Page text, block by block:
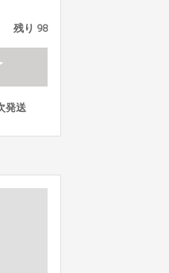
残り 98
発送